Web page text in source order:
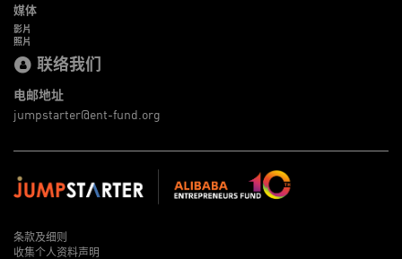
媒体
影片
照片
联络我们
电邮地址
jumpstarter@ent-fund.org
条款及细则
收集个人资料声明